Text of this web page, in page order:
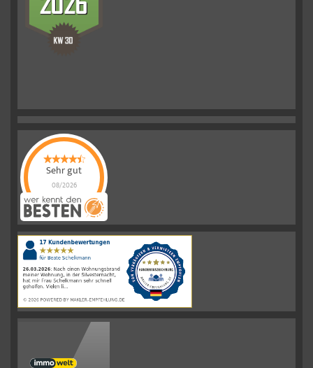
Sehr gut
08/2026
Schelkmann
Immobilienhat
|110Schelkmann
ImmobilienBewertungen
auf
werkenntdenBESTEN.de